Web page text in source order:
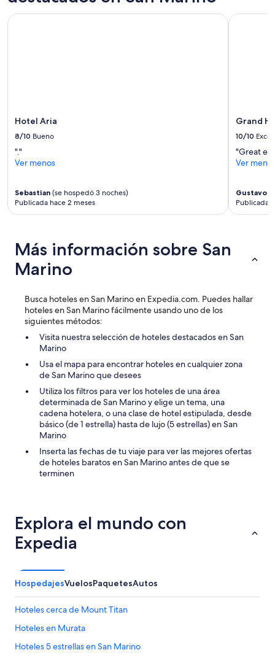
para
2
cambios.
Aplican
términos
adicionales.
Hotel Aria
8/10 Bueno
"."
Ver menos
Sebastian (se hospedó 3 noches)
Publicada hace 2 meses
Hotel Aria
Grand
10/10
"Great
Ver
Gustavo
Publicada
Grand
Más información sobre San
Marino
Busca hoteles en San Marino en Expedia.com. Puedes hallar
hoteles en San Marino fácilmente usando uno de los
siguientes métodos:
Visita nuestra selección de hoteles destacados en San
Marino
Usa el mapa para encontrar hoteles en cualquier zona
de San Marino que desees
Utiliza los filtros para ver los hoteles de una área
determinada de San Marino y elige un tema, una
cadena hotelera, o una clase de hotel estipulada, desde
básico (de 1 estrella) hasta de lujo (5 estrellas) en San
Marino
Inserta las fechas de tu viaje para ver las mejores ofertas
de hoteles baratos en San Marino antes de que se
terminen
Explora el mundo con
Expedia
HospedajesVuelosPaquetesAutos
Hoteles cerca de Mount Titan
Hoteles en Murata
Hoteles 5 estrellas en San Marino